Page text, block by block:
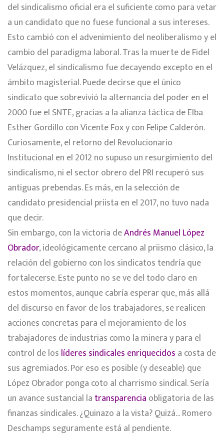
del sindicalismo oficial era el suficiente como para vetar
a un candidato que no fuese funcional a sus intereses.
Esto cambió con el advenimiento del neoliberalismo y el
cambio del paradigma laboral. Tras la muerte de Fidel
Velázquez, el sindicalismo fue decayendo excepto en el
ámbito magisterial. Puede decirse que el único
sindicato que sobrevivió la alternancia del poder en el
2000 fue el SNTE, gracias a la alianza táctica de Elba
Esther Gordillo con Vicente Fox y con Felipe Calderón.
Curiosamente, el retorno del Revolucionario
Institucional en el 2012 no supuso un resurgimiento del
sindicalismo, ni el sector obrero del PRI recuperó sus
antiguas prebendas. Es más, en la selección de
candidato presidencial priista en el 2017, no tuvo nada
que decir.
Sin embargo, con la victoria deAndrés Manuel López
Obrador, ideológicamente cercano al priismo clásico, la
relación del gobierno con los sindicatos tendría que
fortalecerse. Este punto no se ve del todo claro en
estos momentos, aunque cabría esperar que, más allá
del discurso en favor de los trabajadores, se realicen
acciones concretas para el mejoramiento de los
trabajadores de industrias como la minera y para el
control de los líderes sindicales enriquecidos a costa de
sus agremiados. Por eso es posible (y deseable) que
López Obrador ponga coto al charrismo sindical. Sería
un avance sustancial la transparencia obligatoria de las
finanzas sindicales. ¿Quinazo a la vista? Quizá… Romero
Deschamps seguramente está al pendiente.